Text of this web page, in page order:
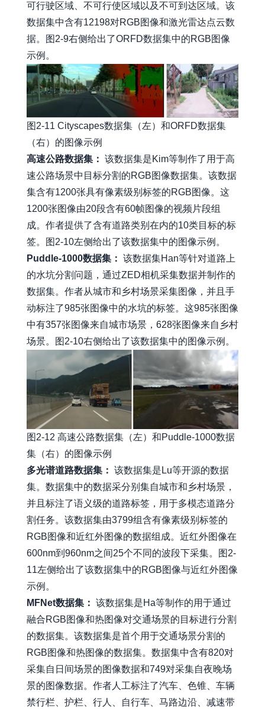
可行驶区域、不可行使区域以及不可到达区域。该
数据集中含有12198对RGB图像和激光雷达点云数
据。图2-9右侧给出了ORFD数据集中的RGB图像
示例。
图2-11 Cityscapes数据集（左）和ORFD数据集
（右）的图像示例
高速公路数据集： 该数据集是Kim等制作了用于高
速公路场景中目标分割的RGB图像数据集。该数据
集含有1200张具有像素级别标签的RGB图像。这
1200张图像由20段含有60帧图像的视频片段组
成。作者提供了含有道路类别在内的10类目标的标
签。图2-10左侧给出了该数据集中的图像示例。
Puddle-1000数据集： 该数据集Han等针对道路上
的水坑分割问题，通过ZED相机采集数据并制作的
数据集。作者从城市和乡村场景采集图像，并且手
动标注了985张图像中的水坑的标签。这985张图像
中有357张图像来自城市场景，628张图像来自乡村
场景。图2-10右侧给出了该数据集中的图像示例。
图2-12 高速公路数据集（左）和Puddle-1000数据
集（右）的图像示例
多光谱道路数据集： 该数据集是Lu等开源的数据
集。数据集中的数据采分别集自城市和乡村场景，
并且标注了语义级的道路标签，用于多模态道路分
割任务。该数据集由3799组含有像素级别标签的
RGB图像和近红外图像的数据组成。近红外图像在
600nm到960nm之间25个不同的波段下采集。图2-
11左侧给出了该数据集中的RGB图像与近红外图像
示例。
MFNet数据集： 该数据集是Ha等制作的用于通过
融合RGB图像和热图像对交通场景的目标进行分割
的数据集。该数据集是首个用于交通场景分割的
RGB图像和热图像的数据集。数据集中含有820对
采集自日间场景的图像数据和749对采集自夜晚场
景的图像数据。作者人工标注了汽车、色锥、车辆
禁行栏、护栏、行人、自行车、马路边沿、减速带